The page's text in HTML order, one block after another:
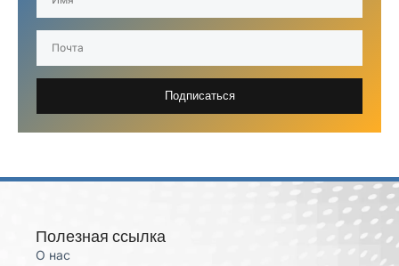
Подписаться
Полезная ссылка
О нас